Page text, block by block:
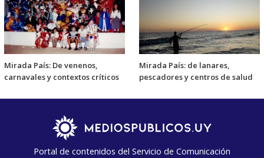
Mirada País: De venenos,
carnavales y contextos críticos
Mirada País: de lanares,
pescadores y centros de salud
Portal de contenidos del Servicio de Comunicación